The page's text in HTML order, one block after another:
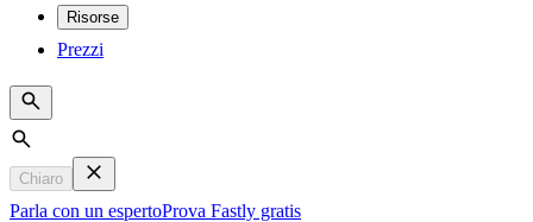
Risorse
Prezzi
Search
Chiaro
Parla con un espertoProva Fastly gratis